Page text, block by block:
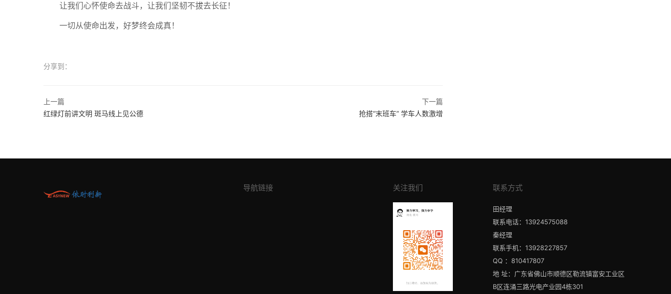
让我们心怀使命去战斗，让我们坚韧不拔去长征！
一切从使命出发，好梦终会成真！
分享到：
上一篇
红绿灯前讲文明 斑马线上见公德
下一篇
抢搭“末班车” 学车人数激增
导航链接 关注我们 联系方式
田经理
联系电话：13924575088
秦经理
联系手机：13928227857
QQ ：810417807
地 址：广东省佛山市顺德区勒流镇富安工业区
B区连涌三路光电产业园4栋301